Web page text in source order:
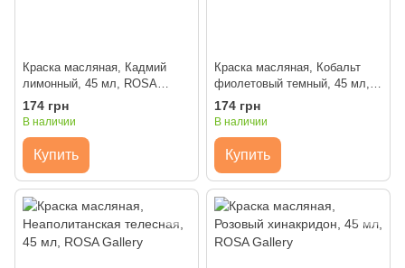
Краска масляная, Кадмий
лимонный, 45 мл, ROSA
Gallery
174 грн
В наличии
Купить
Краска масляная, Кобальт
фиолетовый темный, 45 мл,
ROSA Gallery
174 грн
В наличии
Купить